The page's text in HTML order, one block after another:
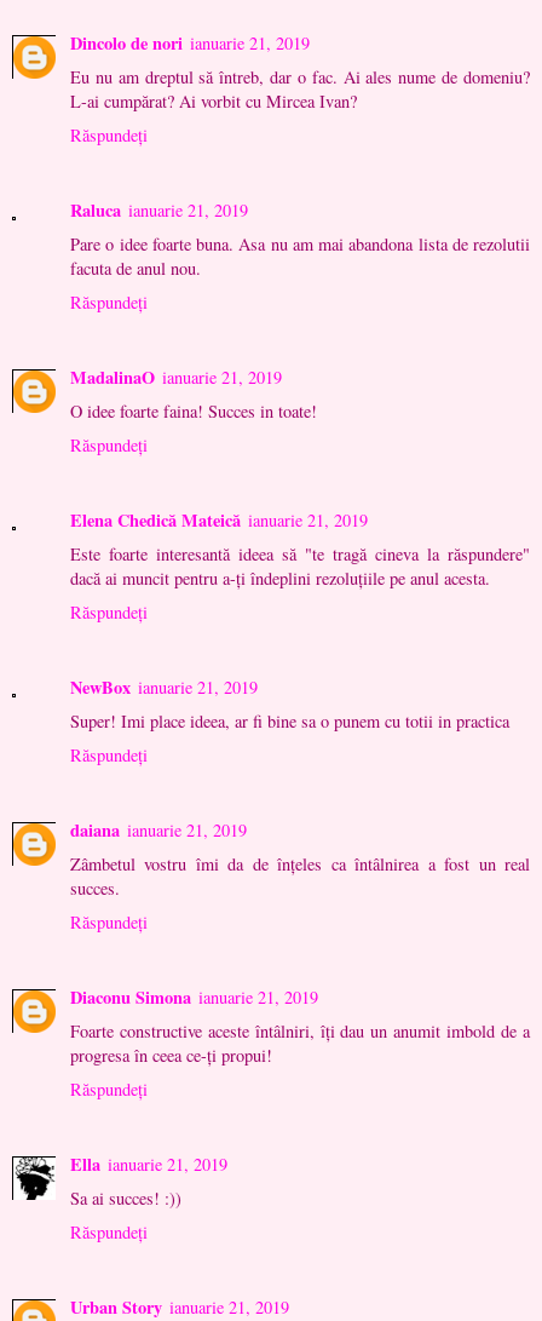
Dincolo de nori ianuarie 21, 2019
Eu nu am dreptul să întreb, dar o fac. Ai ales nume de domeniu?
L-ai cumpărat? Ai vorbit cu Mircea Ivan?
Răspundeți
Raluca ianuarie 21, 2019
Pare o idee foarte buna. Asa nu am mai abandona lista de rezolutii
facuta de anul nou.
Răspundeți
MadalinaO ianuarie 21, 2019
O idee foarte faina! Succes in toate!
Răspundeți
Elena Chedică Mateică ianuarie 21, 2019
Este foarte interesantă ideea să "te tragă cineva la răspundere"
dacă ai muncit pentru a-ți îndeplini rezoluțiile pe anul acesta.
Răspundeți
NewBox ianuarie 21, 2019
Super! Imi place ideea, ar fi bine sa o punem cu totii in practica
Răspundeți
daiana ianuarie 21, 2019
Zâmbetul vostru îmi da de înțeles ca întâlnirea a fost un real
succes.
Răspundeți
Diaconu Simona ianuarie 21, 2019
Foarte constructive aceste întâlniri, îți dau un anumit imbold de a
progresa în ceea ce-ți propui!
Răspundeți
Ella ianuarie 21, 2019
Sa ai succes! :))
Răspundeți
Urban Story ianuarie 21, 2019